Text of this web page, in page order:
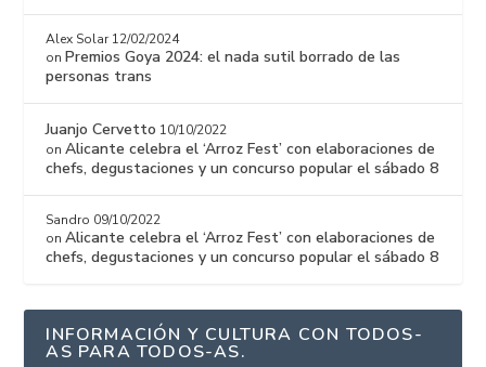
Alex Solar 12/02/2024
onPremios Goya 2024: el nada sutil borrado de las
personas trans
Juanjo Cervetto 10/10/2022
onAlicante celebra el ‘Arroz Fest’ con elaboraciones de
chefs, degustaciones y un concurso popular el sábado 8
Sandro 09/10/2022
onAlicante celebra el ‘Arroz Fest’ con elaboraciones de
chefs, degustaciones y un concurso popular el sábado 8
INFORMACIÓN Y CULTURA CON TODOS-
AS PARA TODOS-AS.